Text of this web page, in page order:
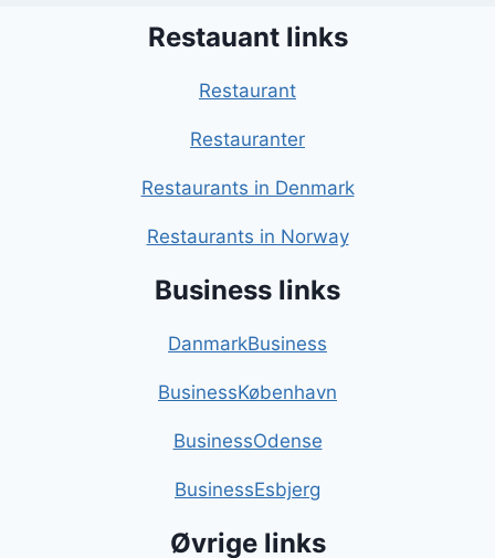
Restauant links
Restaurant
Restauranter
Restaurants in Denmark
Restaurants in Norway
Business links
DanmarkBusiness
BusinessKøbenhavn
BusinessOdense
BusinessEsbjerg
Øvrige links